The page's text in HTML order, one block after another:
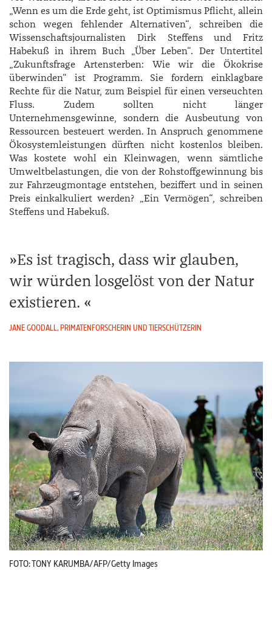
„Wenn es um die Erde geht, ist Optimismus Pflicht, allein
schon wegen fehlender Alternativen“, schreiben die
Wissenschaftsjournalisten Dirk Steffens und Fritz
Habekuß in ihrem Buch „Über Leben“. Der Untertitel
„Zukunftsfrage Artensterben: Wie wir die Ökokrise
überwinden“ ist Programm. Sie fordern einklagbare
Rechte für die Natur, zum Beispiel für einen verseuchten
Fluss. Zudem sollten nicht länger
Unternehmensgewinne, sondern die Ausbeutung von
Ressourcen besteuert werden. In Anspruch genommene
Ökosystemleistungen dürften nicht kostenlos bleiben.
Was kostete wohl ein Kleinwagen, wenn sämtliche
Umweltbelastungen, die von der Rohstoffgewinnung bis
zur Fahrzeugmontage entstehen, beziffert und in seinen
Preis einkalkuliert werden? „Ein Vermögen“, schreiben
Steffens und Habekuß.
Es ist tragisch, dass wir glauben,
wir würden losgelöst von der Natur
existieren.
JANE GOODALL, PRIMATENFORSCHERIN UND TIERSCHÜTZERIN
FOTO: TONY KARUMBA/AFP/Getty Images